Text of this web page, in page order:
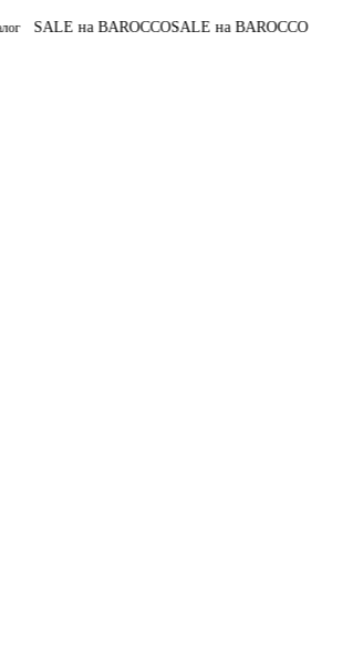
SALE на BAROCCOSALE на BAROCCO